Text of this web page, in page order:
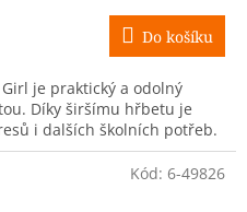
Do košíku
je praktický a odolný
Díky širšímu hřbetu je
i dalších školních potřeb.
Kód: 6-49826